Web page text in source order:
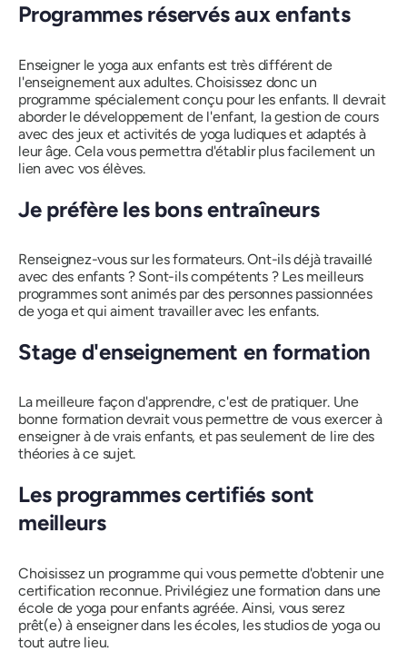
Programmes réservés aux enfants
Enseigner le yoga aux enfants est très différent de
l'enseignement aux adultes. Choisissez donc un
programme spécialement conçu pour les enfants. Il devrait
aborder le développement de l'enfant, la gestion de cours
avec des jeux et activités de yoga ludiques et adaptés à
leur âge. Cela vous permettra d'établir plus facilement un
lien avec vos élèves.
Je préfère les bons entraîneurs
Renseignez-vous sur les formateurs. Ont-ils déjà travaillé
avec des enfants ? Sont-ils compétents ? Les meilleurs
programmes sont animés par des personnes passionnées
de yoga et qui aiment travailler avec les enfants.
Stage d'enseignement en formation
La meilleure façon d'apprendre, c'est de pratiquer. Une
bonne formation devrait vous permettre de vous exercer à
enseigner à de vrais enfants, et pas seulement de lire des
théories à ce sujet.
Les programmes certifiés sont
meilleurs
Choisissez un programme qui vous permette d'obtenir une
certification reconnue. Privilégiez une formation dans une
école de yoga pour enfants agréée. Ainsi, vous serez
prêt(e) à enseigner dans les écoles, les studios de yoga ou
tout autre lieu.